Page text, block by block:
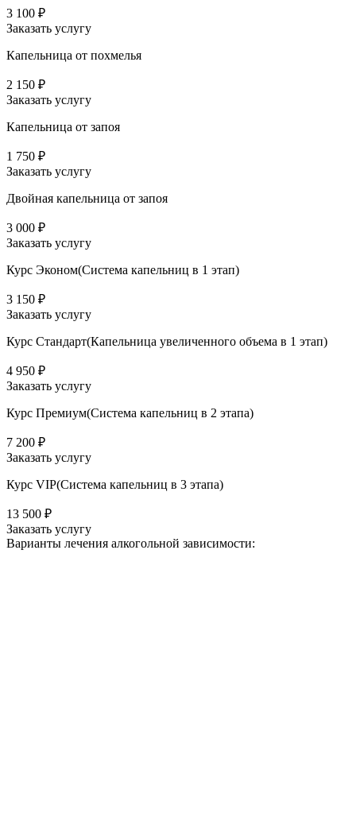
3 100 ₽
Заказать услугу
Капельница от похмелья
2 150 ₽
Заказать услугу
Капельница от запоя
1 750 ₽
Заказать услугу
Двойная капельница от запоя
3 000 ₽
Заказать услугу
Курс Эконом(Система капельниц в 1 этап)
3 150 ₽
Заказать услугу
Курс Стандарт(Капельница увеличенного объема в 1 этап)
4 950 ₽
Заказать услугу
Курс Премиум(Система капельниц в 2 этапа)
7 200 ₽
Заказать услугу
Курс VIP(Система капельниц в 3 этапа)
13 500 ₽
Заказать услугу
Варианты лечения алкогольной зависимости: